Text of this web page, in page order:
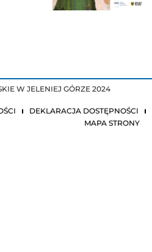
W JELENIEJ GÓRZE 2024
DEKLARACJA DOSTĘPNOŚCI
MAPA STRONY